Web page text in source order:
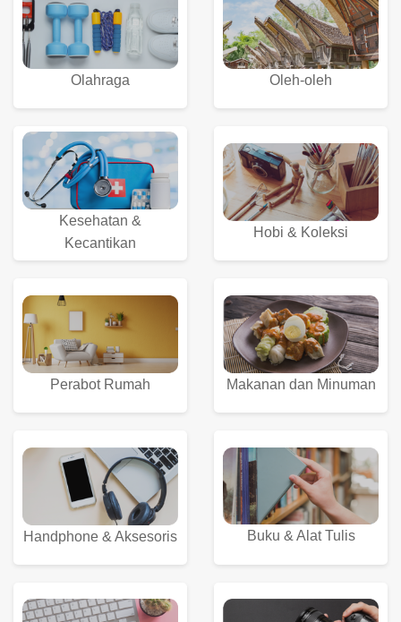
Olahraga Oleh-oleh
Kesehatan &
Kecantikan
Hobi & Koleksi
Perabot Rumah Makanan dan Minuman
Handphone & Aksesoris Buku & Alat Tulis